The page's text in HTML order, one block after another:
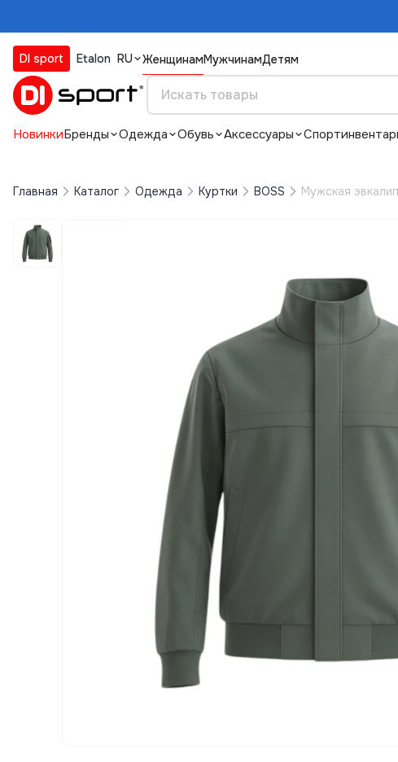
DI sport Etalon RU ЖенщинамМужчинамДетям
НовинкиБренды Одежда Обувь Аксессуары
Главная Каталог Одежда Куртки BOSS Мужская